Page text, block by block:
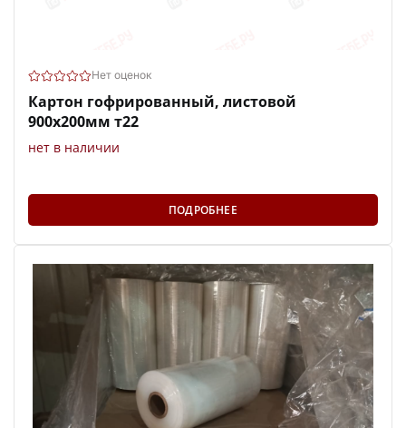
Нет оценок
Картон гофрированный, листовой
900х200мм т22
нет в наличии
ПОДРОБНЕЕ